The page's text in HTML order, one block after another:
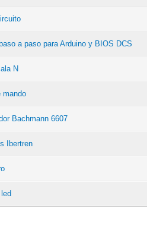
a paso para Arduino y BIOS DCS
N
mando
Bachmann 6607
Ibertren